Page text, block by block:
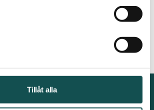
Tillåt alla